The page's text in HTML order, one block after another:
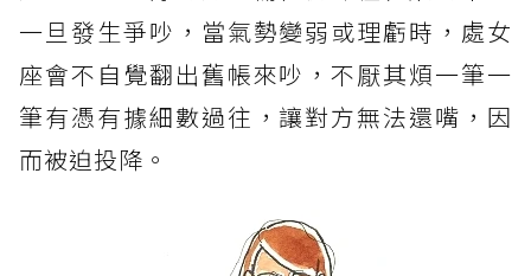
一旦發生爭吵，當氣勢變弱或理虧時，處女
座會不自覺翻出舊帳來吵，不厭其煩一筆一
筆有憑有據細數過往，讓對方無法還嘴，因
而被迫投降。